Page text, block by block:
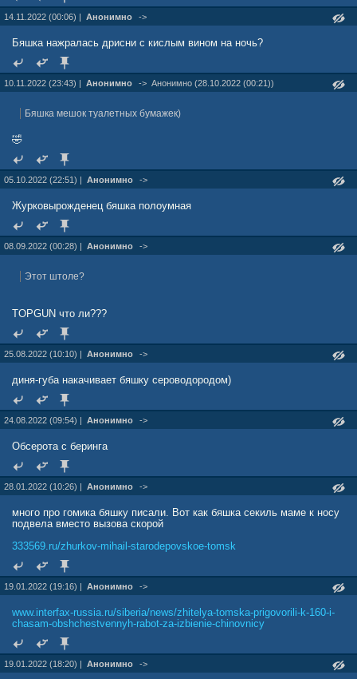
14.11.2022 (00:06) | Анонимно ->
Бяшка нажралась дрисни с кислым вином на ночь?
10.11.2022 (23:43) | Анонимно -> Анонимно (28.10.2022 (00:21))
Бяшка мешок туалетных бумажек)
🤣
05.10.2022 (22:51) | Анонимно ->
Журковырожденец бяшка полоумная
08.09.2022 (00:28) | Анонимно ->
Этот штоле?
TOPGUN что ли???
25.08.2022 (10:10) | Анонимно ->
диня-губа накачивает бяшку сероводородом)
24.08.2022 (09:54) | Анонимно ->
Обсерота с беринга
28.01.2022 (10:26) | Анонимно ->
много про гомика бяшку писали. Вот как бяшка секиль маме к носу
подвела вместо вызова скорой
333569.ru/zhurkov-mihail-starodepovskoe-tomsk
19.01.2022 (19:16) | Анонимно ->
www.interfax-russia.ru/siberia/news/zhitelya-tomska-prigovorili-k-160-i-
chasam-obshchestvennyh-rabot-za-izbienie-chinovnicy
19.01.2022 (18:20) | Анонимно ->